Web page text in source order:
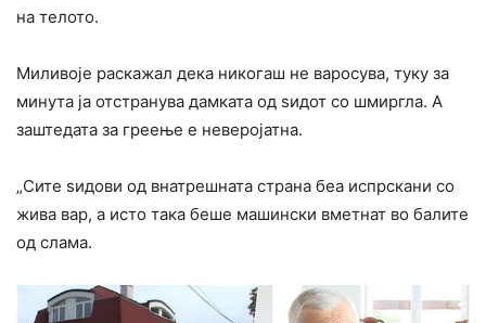
на телото.
Миливоје раскажал дека никогаш не варосува, туку за
минута ја отстранува дамката од ѕидот со шмиргла. А
заштедата за греење е неверојатна.
„Сите ѕидови од внатрешната страна беа испрскани со
жива вар, а исто така беше машински вметнат во балите
од слама.